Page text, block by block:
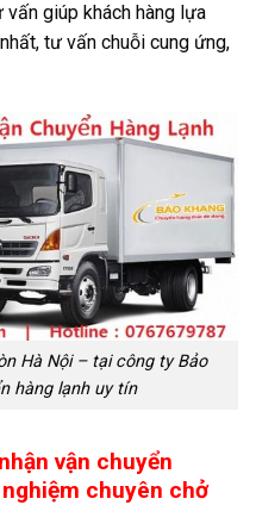
giúp khách hàng lựa
tư vấn chuỗi cung ứng,
Hà Nội – tại công ty Bảo
hàng lạnh uy tín
vận chuyển
chuyên chở